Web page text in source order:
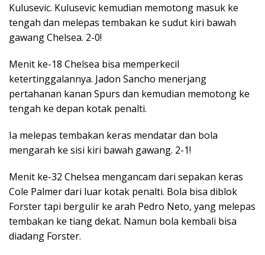
Kulusevic. Kulusevic kemudian memotong masuk ke
tengah dan melepas tembakan ke sudut kiri bawah
gawang Chelsea. 2-0!
Menit ke-18 Chelsea bisa memperkecil
ketertinggalannya. Jadon Sancho menerjang
pertahanan kanan Spurs dan kemudian memotong ke
tengah ke depan kotak penalti.
Ia melepas tembakan keras mendatar dan bola
mengarah ke sisi kiri bawah gawang. 2-1!
Menit ke-32 Chelsea mengancam dari sepakan keras
Cole Palmer dari luar kotak penalti. Bola bisa diblok
Forster tapi bergulir ke arah Pedro Neto, yang melepas
tembakan ke tiang dekat. Namun bola kembali bisa
diadang Forster.